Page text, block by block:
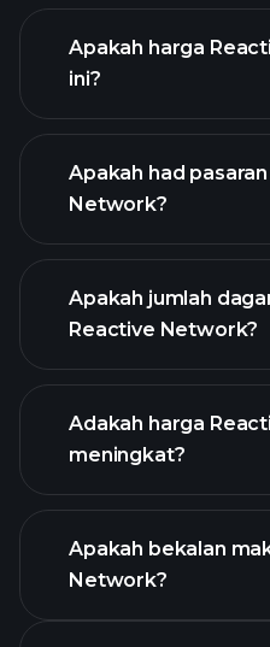
Apakah harga
ini?
Apakah had
Network?
Apakah jumlah
Reactive Network?
Adakah harga
meningkat?
Apakah bekalan
Network?